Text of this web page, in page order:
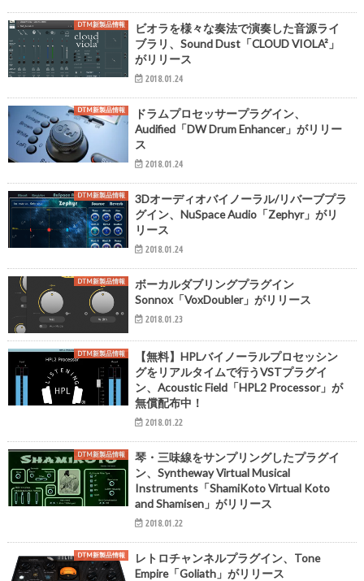
DTM新製品情報
ビオラを様々な奏法で演奏した音源ライ
ブラリ、Sound Dust「CLOUD VIOLA²」
がリリース
2018.01.24
DTM新製品情報
ドラムプロセッサープラグイン、
Audified「DW Drum Enhancer」がリリー
ス
2018.01.24
DTM新製品情報
3Dオーディオバイノーラル/リバーブプラ
グイン、NuSpace Audio「Zephyr」がリ
リース
2018.01.24
DTM新製品情報
ボーカルダブリングプラグイン
Sonnox「VoxDoubler」がリリース
2018.01.23
DTM新製品情報
【無料】HPLバイノーラルプロセッシン
グをリアルタイムで行うVSTプラグイ
ン、Acoustic Field「HPL2 Processor」が
無償配布中！
2018.01.22
DTM新製品情報
琴・三味線をサンプリングしたプラグイ
ン、Syntheway Virtual Musical
Instruments「ShamiKoto Virtual Koto
and Shamisen」がリリース
2018.01.22
DTM新製品情報
レトロチャンネルプラグイン、Tone
Empire「Goliath」がリリース